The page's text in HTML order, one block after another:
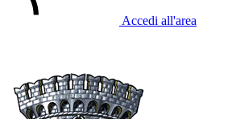
Accedi all'area